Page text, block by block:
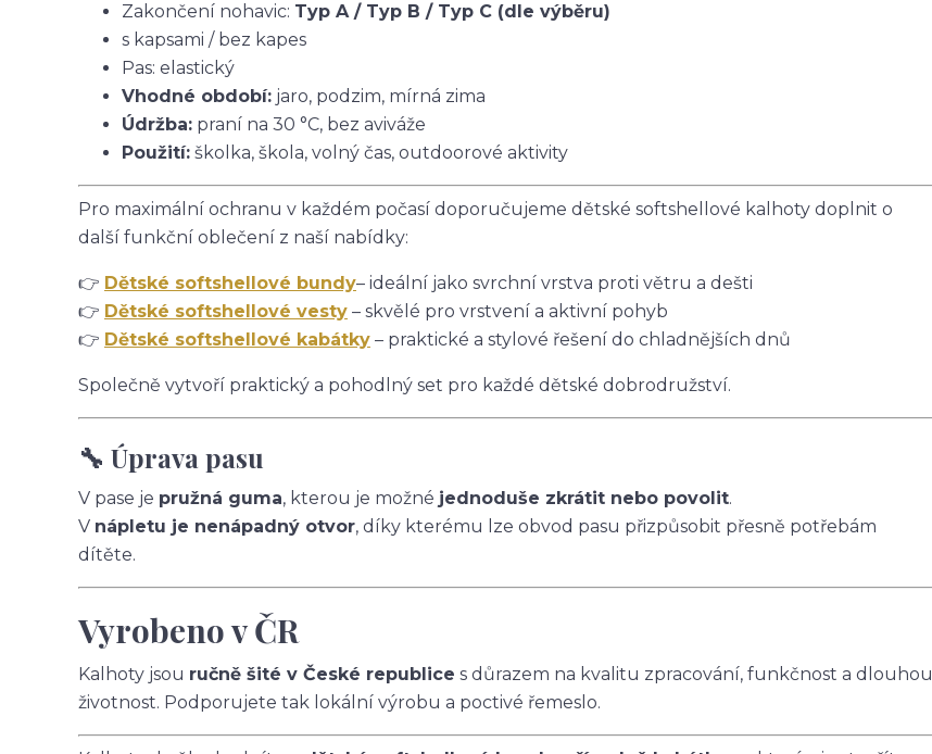
Zakončení nohavic: Typ A / Typ B / Typ C (dle výběru)
s kapsami / bez kapes
Pas: elastický
Vhodné období: jaro, podzim, mírná zima
Údržba: praní na 30 °C, bez aviváže
Použití: školka, škola, volný čas, outdoorové aktivity
Pro maximální ochranu v každém počasí doporučujeme dětské softshellové kalhoty doplnit o
další funkční oblečení z naší nabídky:
👉 Dětské softshellové bundy– ideální jako svrchní vrstva proti větru a dešti
👉 Dětské softshellové vesty – skvělé pro vrstvení a aktivní pohyb
👉 Dětské softshellové kabátky – praktické a stylové řešení do chladnějších dnů
Společně vytvoří praktický a pohodlný set pro každé dětské dobrodružství.
🔧 Úprava pasu
V pase je pružná guma, kterou je možné jednoduše zkrátit nebo povolit.
V nápletu je nenápadný otvor, díky kterému lze obvod pasu přizpůsobit přesně potřebám
dítěte.
Vyrobeno v ČR
Kalhoty jsou ručně šité v České republice s důrazem na kvalitu zpracování, funkčnost a dlouhou
životnost. Podporujete tak lokální výrobu a poctivé řemeslo.